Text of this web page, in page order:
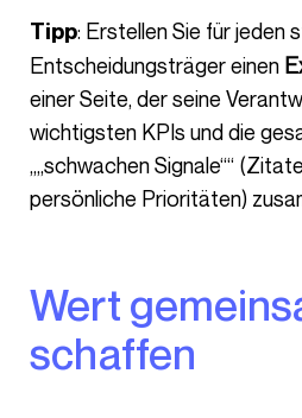
Tipp: Erstellen Sie für jeden
Entscheidungsträger einen
einer Seite, der seine
wichtigsten KPIs und die
„„schwachen Signale““
persönliche Prioritäten)
Wert gemeinsam
schaffen